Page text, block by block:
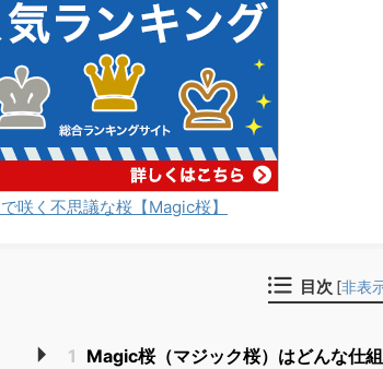
咲く不思議な桜【Magic桜】
目次 [非表
1 Magic桜（マジック桜）はどんな仕